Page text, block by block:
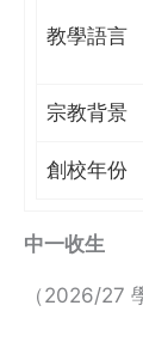
教學語言
宗教背景
創校年份
中一收生
（2026/27